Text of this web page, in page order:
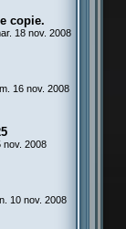
copie.
18 nov. 2008
16 nov. 2008
nov. 2008
10 nov. 2008